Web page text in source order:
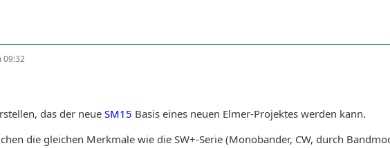
09:32
das der neueSM15 Basis eines neuen Elmer-Projektes werden kann.
die gleichen Merkmale wie die SW+-Serie (Monobander, CW, durch